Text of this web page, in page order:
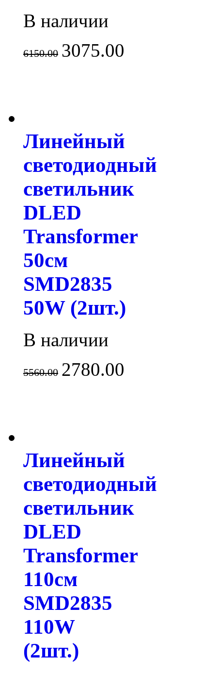
В наличии
6150.00 3075.00
Линейный
светодиодный
светильник
DLED
Transformer
50см
SMD2835
50W (2шт.)
В наличии
5560.00 2780.00
Линейный
светодиодный
светильник
DLED
Transformer
110см
SMD2835
110W
(2шт.)